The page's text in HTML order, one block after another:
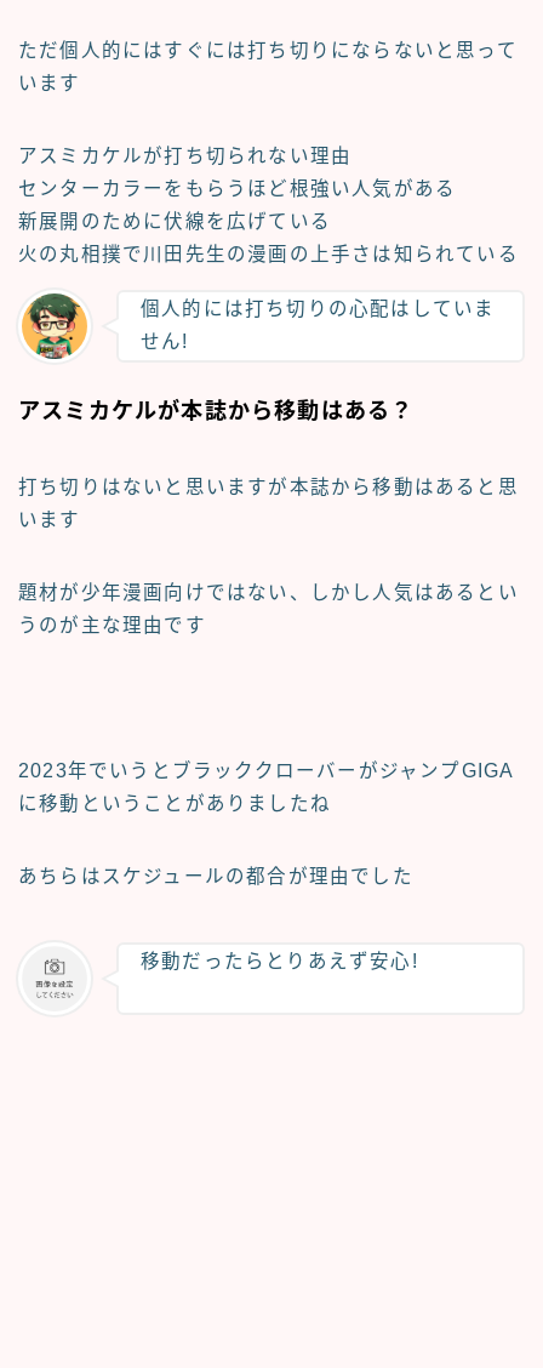
ただ個人的にはすぐには打ち切りにならない と思って
います
アスミカケルが打ち切られない理由
センターカラー をもらうほど根強い人気がある
新展開のために伏線を広げている
火の丸相撲で川田先生の 漫画の上手さ は知られている
個人的には打ち切りの心配はしていま
せん!
アスミカケルが本誌から移動はある？
打ち切りはないと思いますが本誌から移動はあると思
います
題材が少年漫画向けではない 、 しかし 人気はある とい
うのが主な理由です
2023年でいうと ブラッククローバー がジャンプGIGA
に移動ということがありましたね
あちらはスケジュールの都合が理由でした
移動だったらとりあえず安心!